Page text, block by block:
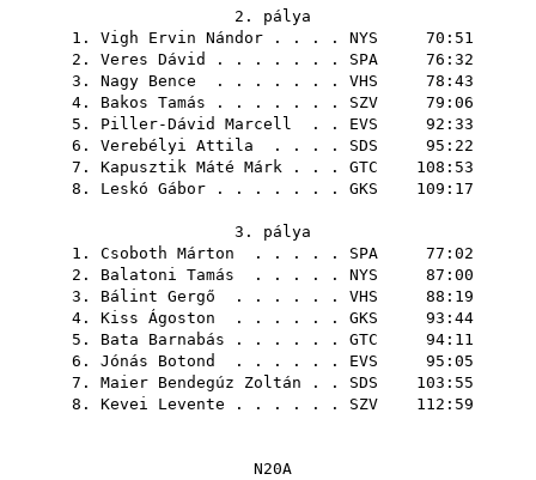
2. pálya
1. Vigh Ervin Nándor . . . . NYS 70:51
2. Veres Dávid . . . . . . . SPA 76:32
3. Nagy Bence . . . . . . . VHS 78:43
4. Bakos Tamás . . . . . . . SZV 79:06
5. Piller-Dávid Marcell . . EVS 92:33
6. Verebélyi Attila . . . . SDS 95:22
7. Kapusztik Máté Márk . . . GTC 108:53
8. Leskó Gábor . . . . . . . GKS 109:17
3. pálya
1. Csoboth Márton . . . . . SPA 77:02
2. Balatoni Tamás . . . . . NYS 87:00
3. Bálint Gergő . . . . . . VHS 88:19
4. Kiss Ágoston . . . . . . GKS 93:44
5. Bata Barnabás . . . . . . GTC 94:11
6. Jónás Botond . . . . . . EVS 95:05
7. Maier Bendegúz Zoltán . . SDS 103:55
8. Kevei Levente . . . . . . SZV 112:59
N20A